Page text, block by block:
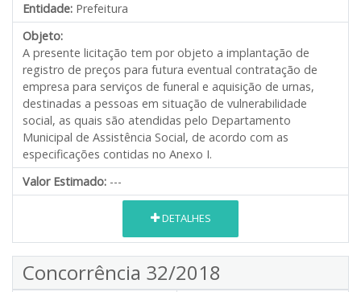
Entidade: Prefeitura
Objeto:
A presente licitação tem por objeto a implantação de
registro de preços para futura eventual contratação de
empresa para serviços de funeral e aquisição de urnas,
destinadas a pessoas em situação de vulnerabilidade
social, as quais são atendidas pelo Departamento
Municipal de Assistência Social, de acordo com as
especificações contidas no Anexo I.
Valor Estimado: ---
DETALHES
Concorrência 32/2018